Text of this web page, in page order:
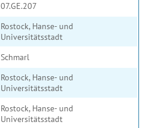
07.GE.207
Rostock, Hanse- und
Universitätsstadt
Schmarl
Rostock, Hanse- und
Universitätsstadt
Rostock, Hanse- und
Universitätsstadt